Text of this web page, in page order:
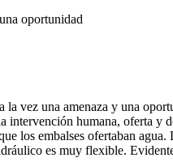
oportunidad
la vez una amenaza y una
intervención humana, oferta y
los embalses ofertaban
es muy flexible.